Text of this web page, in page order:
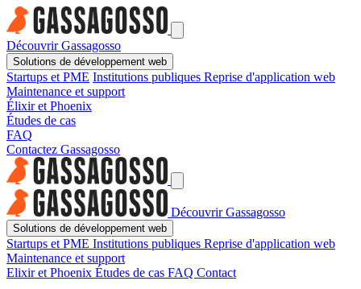
Découvrir Gassagosso
Solutions de développement web
Startups et PME Institutions publiques Reprise d'application web
Maintenance et support
Élixir et Phoenix
Études de cas
FAQ
Contactez Gassagosso
Découvrir Gassagosso
Solutions de développement web
Startups et PME Institutions publiques Reprise d'application web
Maintenance et support
Elixir et Phoenix Études de cas FAQ Contact